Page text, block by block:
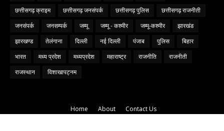
छत्तीसगढ़ क्राइम
छत्तीसगढ़ जनसंपर्क छत्तीसगढ़ पुलिस
छत्तीसगढ़ राजनीती
जनसंपर्क
जनसम्पर्क जम्मू जम्मू - कश्मीर जम्मू-कश्मीर
झारखंड
झारखण्ड
तेलंगाना दिल्ली नई दिल्ली पंजाब पुलिस
बिहार
भारत
मध्य प्रदेश मध्यप्रदेश महाराष्ट्र राजनीति
राजनीती
राजस्थान
विशाखापट्नम
Home About
Contact Us